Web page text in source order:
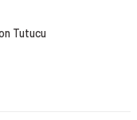
Tutucu